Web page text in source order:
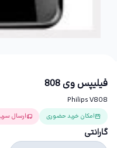
فیلیپس وی 808
Philips V808
امکان خرید حضوری ارسال سریع
گارانتی